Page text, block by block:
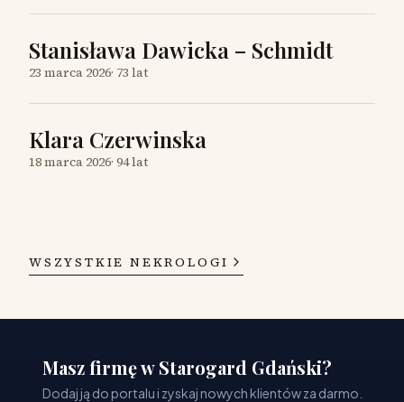
Stanisława Dawicka – Schmidt
23 marca 2026· 73 lat
Klara Czerwinska
18 marca 2026· 94 lat
WSZYSTKIE NEKROLOGI
Masz firmę w Starogard Gdański?
Dodaj ją do portalu i zyskaj nowych klientów za darmo.